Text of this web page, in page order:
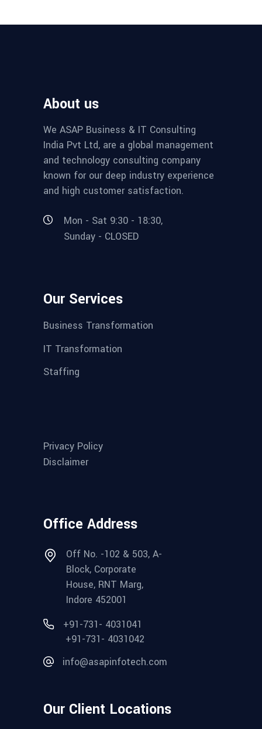
About us
We ASAP Business & IT Consulting
India Pvt Ltd, are a global management
and technology consulting company
known for our deep industry experience
and high customer satisfaction.
Mon - Sat 9:30 - 18:30,
Sunday - CLOSED
Our Services
Business Transformation
IT Transformation
Staffing
Privacy Policy
Disclaimer
Office Address
Off No. -102 & 503, A-
Block, Corporate
House, RNT Marg,
Indore 452001
+91-731- 4031041
+91-731- 4031042
info@asapinfotech.com
Our Client Locations